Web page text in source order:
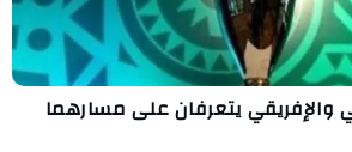
والإفريقي يتعرفان على مسارهما